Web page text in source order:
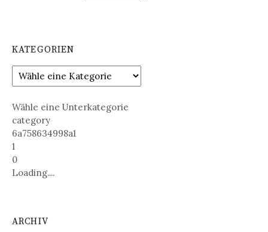
KATEGORIEN
Wähle eine Unterkategorie
category
6a758634998a1
1
0
Loading....
ARCHIV